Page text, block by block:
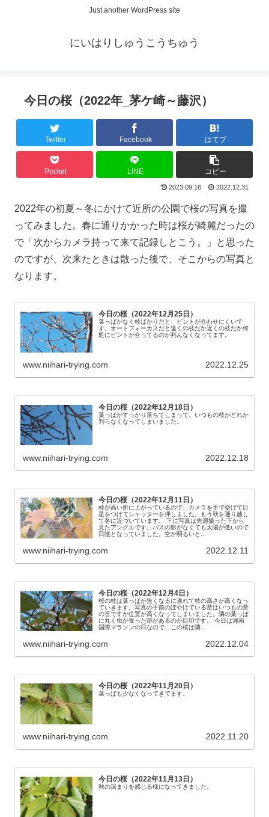
Just another WordPress site
にいはりしゅうこうちゅう
今日の桜（2022年_茅ケ崎～藤沢）
Twitter Facebook はてブ
Pocket LINE コピー
2023.09.16 2022.12.31
2022年の初夏～冬にかけて近所の公園で桜の写真を撮
ってみました。春に通りかかった時は桜が綺麗だったの
で「次からカメラ持って来て記録しとこう。」と思った
のですが、次来たときは散った後で、そこからの写真と
なります。
今日の桜（2022年12月25日）
葉っぱがなく枝ばかりだと、ピントが合わせにくいで
す。オートフォーカスだと遠くの枝だか近くの枝だか何
処にピントが合ってるのか判んなくなってます。
www.niihari-trying.com 2022.12.25
今日の桜（2022年12月18日）
葉っぱがすっかり落ちてしまって、いつもの枝がどれか
判らなくなってしまいました。
www.niihari-trying.com 2022.12.18
今日の桜（2022年12月11日）
枝が高い所に上がっているので、カメラを手で挙げて目
星をつけてシャッターを押しました。もう秋を通り越し
て冬に近づいています。 下に写真は先週撮った下から
見たアングルです。バスの影がなくても太陽が低いので
日陰となっていました。空が明るいと...
www.niihari-trying.com 2022.12.11
今日の桜（2022年12月4日）
桜の枝は葉っぱが無くなるに連れて枝の高さが高くなっ
ていきます。写真の手前のぼやけている蕾はいつもの蕾
の筈ですが位置が高くなってしまいました。隣の葉っぱ
に丸く虫が食った跡があるのが目印です。 今日は湘南
国際マラソンの日なので、この桜は隣...
www.niihari-trying.com 2022.12.04
今日の桜（2022年11月20日）
葉っぱも少なくなってきてます。
www.niihari-trying.com 2022.11.20
今日の桜（2022年11月13日）
秋の深まりを感じる様になってきました。